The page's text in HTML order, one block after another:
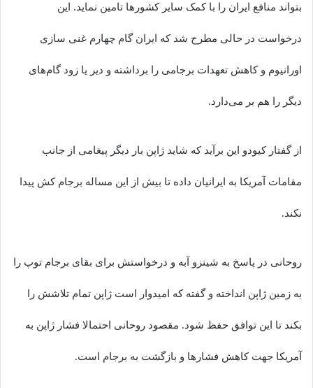
بتواند منافع ایران را با کمک سایر کشورها تامین نماید. این
درخواست در حالی مطرح شد که ایران گام چهارم غنی سازی
اورانیوم و کاهش تعهدات برجامی را برداشته و دیر یا زود گام‌های
دیگر را هم بر می‌دارد.
از گفتار کیودو این برآید که شاید ژاپن بار دیگر پیغامی از جانب
مقامات آمریکا به ایرانیان داده تا بیش از این مساله برجام کش پیدا
نکند.
روحانی در پاسخ به شینزو آبه و درخواستش برای بقای برجام توپ را
به زمین ژاپن انداخته و گفته که امیدوار است ژاپن تمام تلاشش را
بکند تا این توافق حفظ شود. مقصود روحانی احتمالا فشار ژاپن به
آمریکا جهت کاهش فشارها و بازگشت به برجام است.